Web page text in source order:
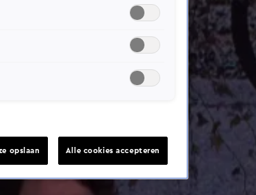
opslaan Alle cookies accepteren